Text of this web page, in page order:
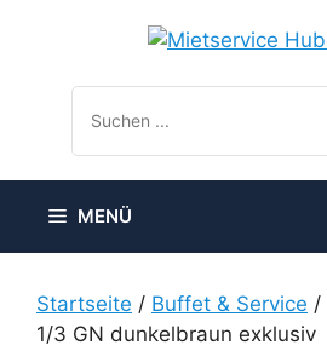
MENÜ
Startseite / Buffet & Service /
1/3 GN dunkelbraun exklusiv